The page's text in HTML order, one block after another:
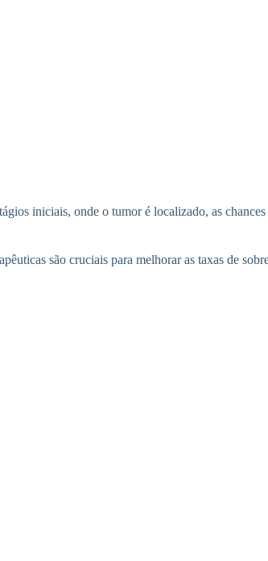
iniciais, onde o tumor é localizado, as
são cruciais para melhorar as taxas de